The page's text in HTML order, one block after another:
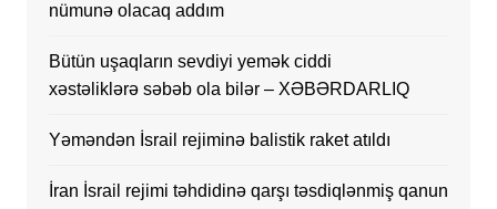
nümunə olacaq addım
Bütün uşaqların sevdiyi yemək ciddi
xəstəliklərə səbəb ola bilər – XƏBƏRDARLIQ
Yəməndən İsrail rejiminə balistik raket atıldı
İran İsrail rejimi təhdidinə qarşı təsdiqlənmiş qanun